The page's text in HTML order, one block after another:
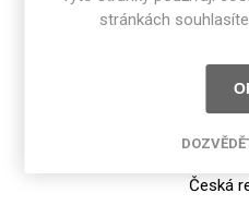
Výdejní
HPL
Česká
stránkách